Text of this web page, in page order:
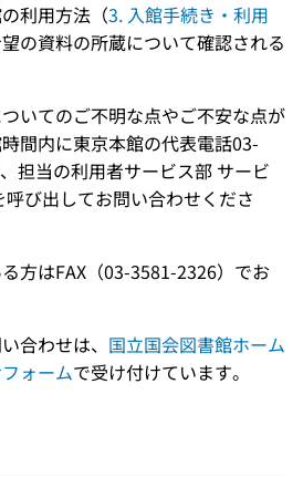
利用方法（3. 入館手続き・利用
の資料の所蔵について確認される
いてのご不明な点やご不安な点が
間内に東京本館の代表電話03-
担当の利用者サービス部 サービ
び出してお問い合わせくださ
方はFAX（03-3581-2326）でお
合わせは、 国立国会図書館ホーム
ォームで受け付けています。